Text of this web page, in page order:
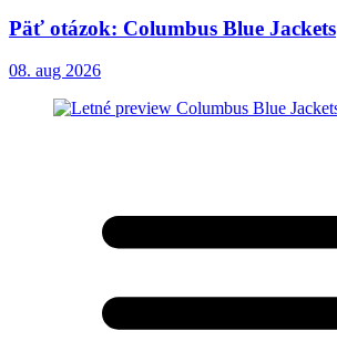
Päť otázok: Columbus Blue Jackets
08. aug 2026